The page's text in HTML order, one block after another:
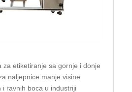
za etiketiranje sa gornje i donje
naljepnice manje visine
i ravnih boca u industriji